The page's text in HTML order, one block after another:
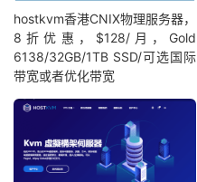
hostkvm香港CNIX物理服务器，
8折优惠，$128/月，Gold
6138/32GB/1TB SSD/可选国际
带宽或者优化带宽